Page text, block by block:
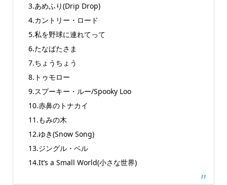
3.あめふり(Drip Drop)
4.カントリー・ロード
5.私を野球に連れてって
6.たなばたさま
7.ちょうちょう
8.トゥモロー
9.スプーキー・ルー/Spooky Loo
10.赤鼻のトナカイ
11.もみの木
12.ゆき(Snow Song)
13.ジングル・ベル
14.It’s a Small World(小さな世界)